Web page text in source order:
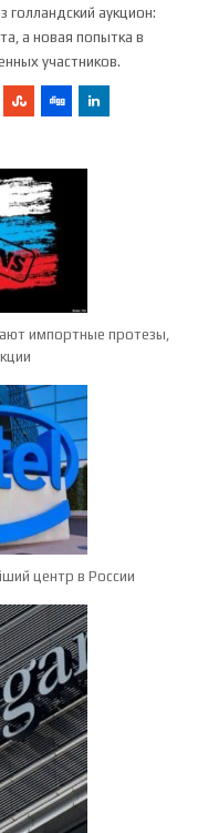
аукцион:
а новая попытка в
участников.
импортные протезы,
центр в России